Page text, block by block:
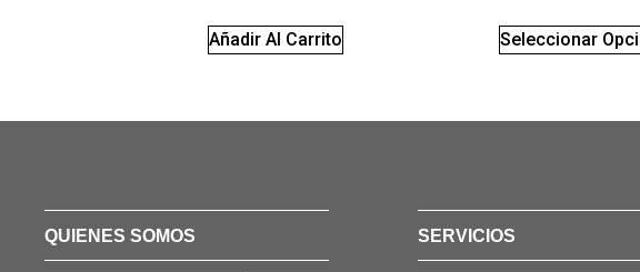
Añadir Al Carrito Seleccionar
QUIENES SOMOS SERVICIOS